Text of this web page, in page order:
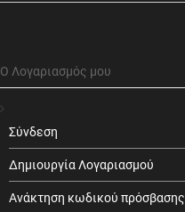
Ο Λογαριασμός μου
Σύνδεση
Δημιουργία Λογαριασμού
Ανάκτηση κωδικού πρόσβασης